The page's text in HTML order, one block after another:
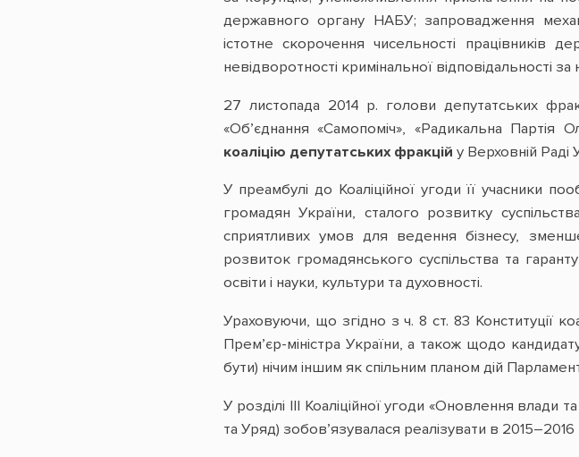
державного органу НАБУ; запровадження
істотне скорочення чисельності працівників
невідворотності кримінальної відповідальності
27 листопада 2014 р. голови депутатських
«Об’єднання «Самопоміч», «Радикальна Партія
коаліцію депутатських фракцій у Верховній
У преамбулі до Коаліційної угоди її учасники
громадян України, сталого розвитку
сприятливих умов для ведення бізнесу,
розвиток громадянського суспільства та
освіти і науки, культури та духовності.
Ураховуючи, що згідно з ч. 8 ст. 83 Конституції
Прем’єр-міністра України, а також щодо
бути) нічим іншим як спільним планом дій
У розділі ІІІ Коаліційної угоди «Оновлення
та Уряд) зобов’язувалася реалізувати в